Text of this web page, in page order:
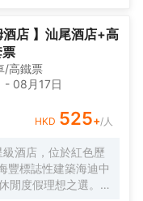
酒店+高
/高鐵票
- 08月17日
HKD 525+/人
酒店，位於紅色歷
豐標誌性建築海迪中
閒度假理想之選。